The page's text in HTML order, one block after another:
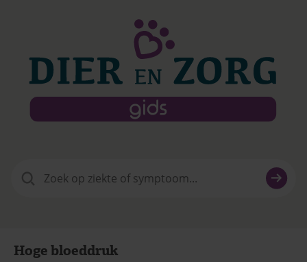
naar:
Hoge bloeddruk